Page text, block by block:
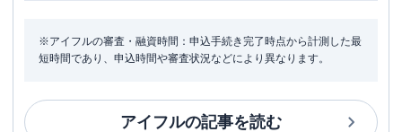
※アイフルの審査・融資時間：申込手続き完了時点から計測した最
短時間であり、申込時間や審査状況などにより異なります。
アイフルの記事を読む